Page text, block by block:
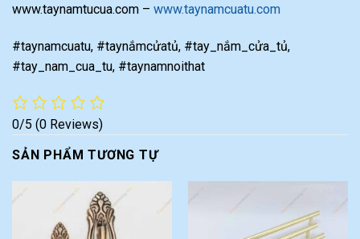
www.taynamtucua.com – www.taynamcuatu.com
#taynamcuatu, #taynắmcửatủ, #tay_nắm_cửa_tủ,
#tay_nam_cua_tu, #taynamnoithat
0/5 (0 Reviews)
SẢN PHẨM TƯƠNG TỰ